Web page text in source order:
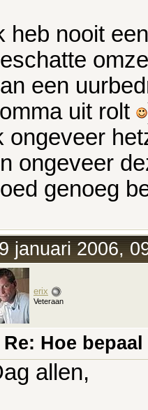
heb nooit
een
uit rolt
ongeveer
ongeveer
genoeg
januari 2006,
erix
Veteraan
Re: Hoe
allen,